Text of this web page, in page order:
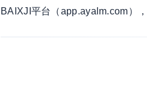
BAIXJI平台（app.ayalm.com）